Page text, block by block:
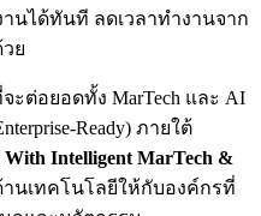
นได้ทันที ลดเวลาทำงานจาก
ย
ะต่อยอดทั้ง MarTech และ AI
Ready) ภายใต้
Intelligent MarTech &
นเทคโนโลยีให้กับองค์กรที่